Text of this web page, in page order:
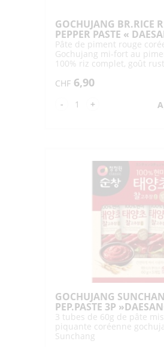
GOCHUJANG BR.RICE
PEPPER PASTE «
Pâte de piment rouge
Gochujang mi-fort au
100% riz complet, goût
CHF 6,90
-
quantité
"DAESANG"
+
GOCHUJANG
PEP.PASTE 3P
3 tubes de 60g de pâte
piquante coréenne
Sunchang